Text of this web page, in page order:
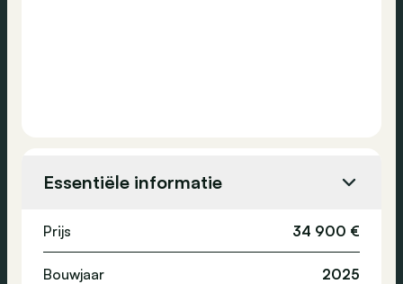
Essentiële informatie
Prijs 34 900 €
Bouwjaar 2025